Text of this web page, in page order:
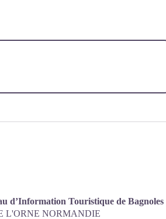
d’Information Touristique de Bagnoles
L'ORNE NORMANDIE